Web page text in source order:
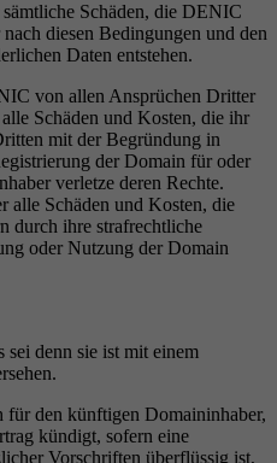
Schäden, die DENIC
diesen Bedingungen und den
Daten entstehen.
von allen Ansprüchen Dritter
Schäden und Kosten, die ihr
mit der Begründung in
der Domain für oder
verletze deren Rechte.
alle Schäden und Kosten, die
durch ihre strafrechtliche
oder Nutzung der Domain
sei denn sie ist mit einem
den künftigen Domaininhaber,
kündigt, sofern eine
Vorschriften überflüssig ist,